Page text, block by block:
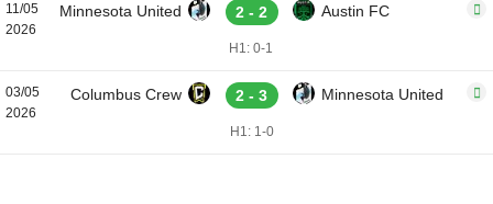
11/05
2026
Minnesota United 2 - 2 Austin FC
H1: 0-1
03/05
2026
Columbus Crew 2 - 3 Minnesota United
H1: 1-0